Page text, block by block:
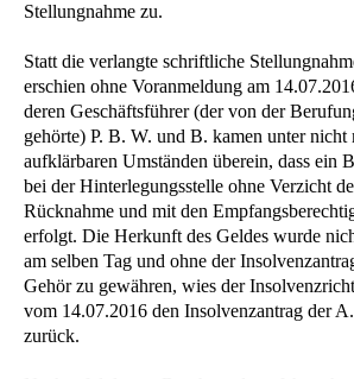
Stellungnahme zu.
Statt die verlangte schriftliche
erschien ohne Voranmeldung am
deren Geschäftsführer (der von der
gehörte) P. B. W. und B. kamen unter nicht
aufklärbaren Umständen überein, dass ein
bei der Hinterlegungsstelle ohne Verzicht
Rücknahme und mit den
erfolgt. Die Herkunft des Geldes wurde
am selben Tag und ohne der
Gehör zu gewähren, wies der
vom 14.07.2016 den Insolvenzantrag der
zurück.